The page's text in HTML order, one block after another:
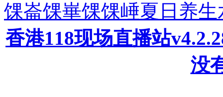
馃崙馃崋馃馃崜夏日养
香港118现场直播站
没